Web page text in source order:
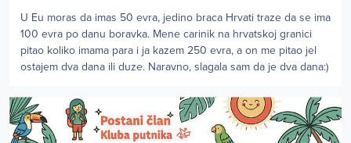
U Eu moras da imas 50 evra, jedino braca Hrvati traze da se ima
100 evra po danu boravka. Mene carinik na hrvatskoj granici
pitao koliko imama para i ja kazem 250 evra, a on me pitao jel
ostajem dva dana ili duze. Naravno, slagala sam da je dva dana:)